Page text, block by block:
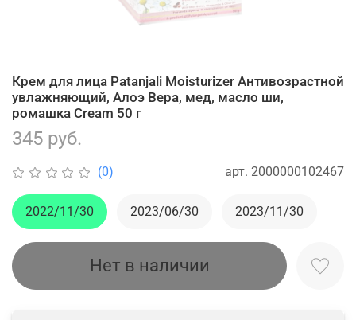
(0) арт. 2000000102467
Крем для лица Patanjali Moisturizer Антивозрастной
увлажняющий, Алоэ Вера, мед, масло ши,
ромашка Cream 50 г
345 руб.
Нет в наличии
2022/11/30 2023/06/30 2023/11/30